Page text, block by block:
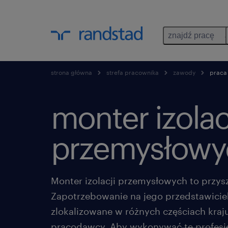
znajdź pracę
strona główna strefa pracownika zawody praca
monter
Monter izolacji przemysłowych to
Zapotrzebowanie na jego
zlokalizowane w różnych częściach